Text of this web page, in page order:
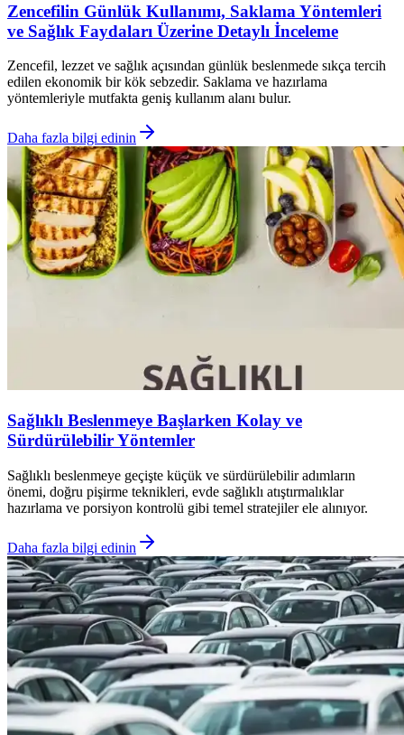
Zencefilin Günlük Kullanımı, Saklama Yöntemleri
ve Sağlık Faydaları Üzerine Detaylı İnceleme
Zencefil, lezzet ve sağlık açısından günlük beslenmede sıkça tercih
edilen ekonomik bir kök sebzedir. Saklama ve hazırlama
yöntemleriyle mutfakta geniş kullanım alanı bulur.
Daha fazla bilgi edinin
Sağlıklı Beslenmeye Başlarken Kolay ve
Sürdürülebilir Yöntemler
Sağlıklı beslenmeye geçişte küçük ve sürdürülebilir adımların
önemi, doğru pişirme teknikleri, evde sağlıklı atıştırmalıklar
hazırlama ve porsiyon kontrolü gibi temel stratejiler ele alınıyor.
Daha fazla bilgi edinin